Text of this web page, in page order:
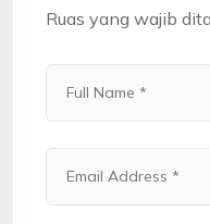
Ruas yang wajib